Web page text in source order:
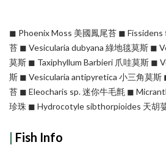
◼︎ Phoenix Moss 美國鳳尾苔 ◼︎ Fissidens
苔 ◼︎ Vesicularia dubyana 綠地毯莫斯 ◼︎
莫斯 ◼︎ Taxiphyllum Barbieri 爪哇莫斯 ◼︎
斯 ◼︎ Vesicularia antipyretica 小三角莫斯
苔 ◼︎ Eleocharis sp. 迷你牛毛氈 ◼︎
珍珠 ◼︎ Hydrocotyle sibthorpioides 天胡
| Fish Info